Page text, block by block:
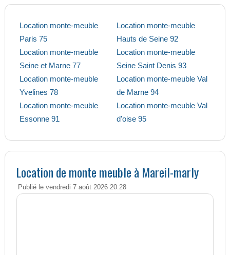
Location monte-meuble
Paris 75
Location monte-meuble
Seine et Marne 77
Location monte-meuble
Yvelines 78
Location monte-meuble
Essonne 91
Location monte-meuble
Hauts de Seine 92
Location monte-meuble
Seine Saint Denis 93
Location monte-meuble Val
de Marne 94
Location monte-meuble Val
d'oise 95
Location de monte meuble à Mareil-marly
Publié le vendredi 7 août 2026 20:28